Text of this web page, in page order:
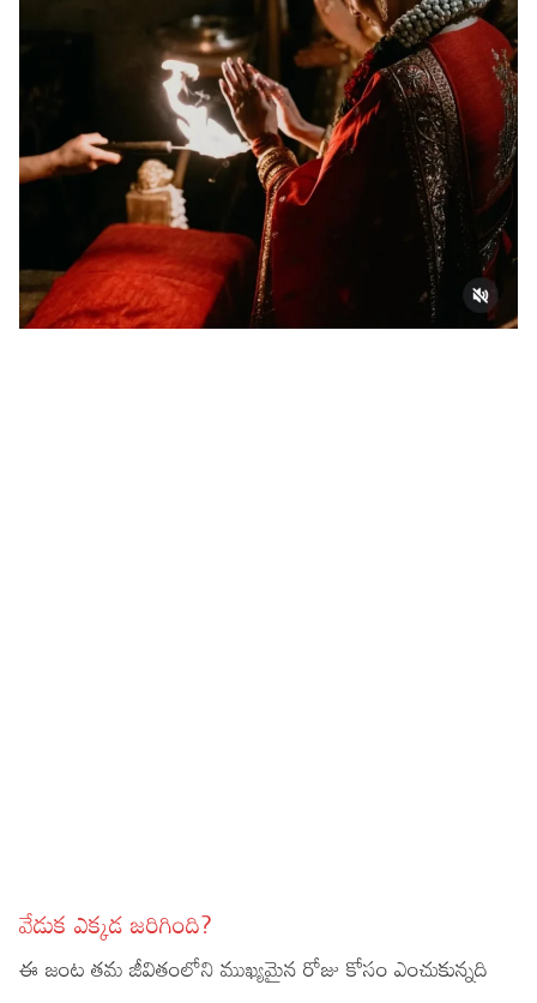
వేడుక ఎక్కడ జరిగింది?
ఈ జంట తమ జీవితంలోని ముఖ్యమైన రోజు కోసం ఎంచుకున్నది